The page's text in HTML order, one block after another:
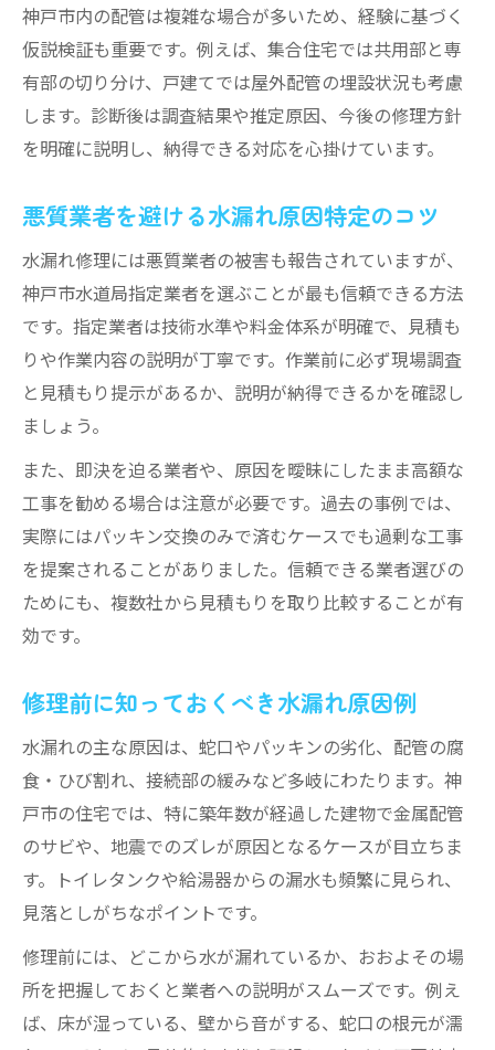
神戸市水道局指定業者一覧の活用方法
口コミや評判で選ぶ水漏れ修理のコツ
安心できる水漏れ修理の依頼手順解説
悪質業者の特徴とトラブル防止策を紹介
神戸市内の配管は複雑な場合が多いため、経験に基づく
仮説検証も重要です。例えば、集合住宅では共用部と専
有部の切り分け、戸建てでは屋外配管の埋設状況も考慮
します。診断後は調査結果や推定原因、今後の修理方針
を明確に説明し、納得できる対応を心掛けています。
悪質業者を避ける水漏れ原因特定のコツ
水漏れ修理には悪質業者の被害も報告されていますが、
神戸市水道局指定業者を選ぶことが最も信頼できる方法
です。指定業者は技術水準や料金体系が明確で、見積も
りや作業内容の説明が丁寧です。作業前に必ず現場調査
と見積もり提示があるか、説明が納得できるかを確認し
ましょう。
また、即決を迫る業者や、原因を曖昧にしたまま高額な
工事を勧める場合は注意が必要です。過去の事例では、
実際にはパッキン交換のみで済むケースでも過剰な工事
を提案されることがありました。信頼できる業者選びの
ためにも、複数社から見積もりを取り比較することが有
効です。
修理前に知っておくべき水漏れ原因例
水漏れの主な原因は、蛇口やパッキンの劣化、配管の腐
食・ひび割れ、接続部の緩みなど多岐にわたります。神
戸市の住宅では、特に築年数が経過した建物で金属配管
のサビや、地震でのズレが原因となるケースが目立ちま
す。トイレタンクや給湯器からの漏水も頻繁に見られ、
見落としがちなポイントです。
修理前には、どこから水が漏れているか、おおよその場
所を把握しておくと業者への説明がスムーズです。例え
ば、床が湿っている、壁から音がする、蛇口の根元が濡